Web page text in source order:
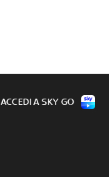
ACCEDI A SKY GO